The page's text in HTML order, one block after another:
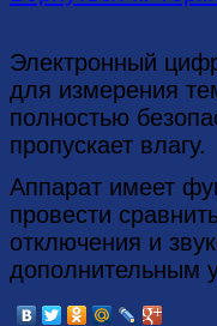
Электронный
для измерения
полностью
пропускает влагу.
Аппарат имеет
провести
отключения и
дополнительным